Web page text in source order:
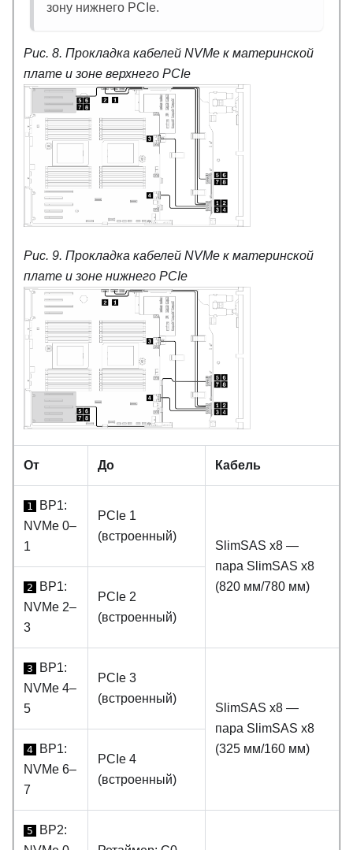
зону нижнего PCIe.
Рис. 8. Прокладка кабелей NVMe к материнской
плате и зоне верхнего PCIe
Рис. 9. Прокладка кабелей NVMe к материнской
плате и зоне нижнего PCIe
От До Кабель
1
BP1:
NVMe 0–
1
PCIe 1
(встроенный)
SlimSAS x8 —
пара SlimSAS x8
(820 мм/780 мм)
2
BP1:
NVMe 2–
3
PCIe 2
(встроенный)
3
BP1:
NVMe 4–
5
PCIe 3
(встроенный)
SlimSAS x8 —
пара SlimSAS x8
(325 мм/160 мм)
4
BP1:
NVMe 6–
7
PCIe 4
(встроенный)
5
BP2: